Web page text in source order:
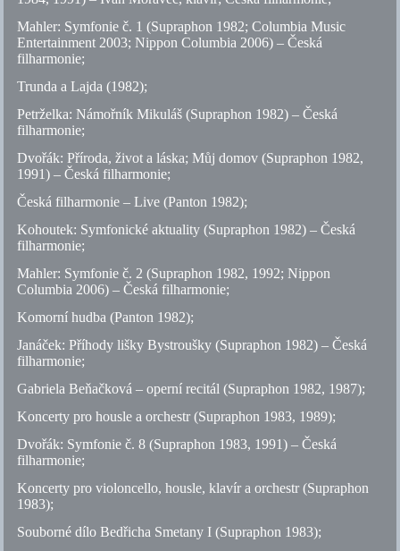
Mahler: Symfonieč. 1 (Supraphon 1982; Columbia Music
Entertainment 2003; Nippon Columbia 2006) – Česká
filharmonie;
Trunda a Lajda (1982);
Petrželka: Námořník Mikuláš (Supraphon 1982) – Česká
filharmonie;
Dvořák: Příroda, život a láska; Můj domov (Supraphon 1982,
1991) – Česká filharmonie;
Česká filharmonie – Live (Panton 1982);
Kohoutek: Symfonické aktuality (Supraphon 1982) – Česká
filharmonie;
Mahler: Symfonieč. 2 (Supraphon 1982, 1992; Nippon
Columbia 2006) – Česká filharmonie;
Komorní hudba (Panton 1982);
Janáček: Příhody lišky Bystroušky (Supraphon 1982) – Česká
filharmonie;
Gabriela Beňačková – operní recitál (Supraphon 1982, 1987);
Koncerty pro housle a orchestr (Supraphon 1983, 1989);
Dvořák: Symfonieč. 8 (Supraphon 1983, 1991) – Česká
filharmonie;
Koncerty pro violoncello, housle, klavír a orchestr (Supraphon
1983);
Souborné dílo Bedřicha Smetany I (Supraphon 1983);